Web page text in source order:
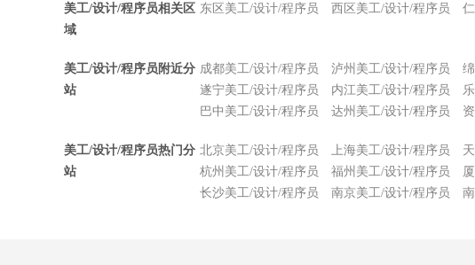
美工/设计/程序员相关区
域
东区美工/设计/程序员 西区美工/设计/程序员
美工/设计/程序员附近分
站
成都美工/设计/程序员 泸州美工/设计/程序员
遂宁美工/设计/程序员
内江美工/设计/程序员
巴中美工/设计/程序员
达州美工/设计/程序员
美工/设计/程序员热门分
站
北京美工/设计/程序员 上海美工/设计/程序员
杭州美工/设计/程序员
福州美工/设计/程序员
长沙美工/设计/程序员
南京美工/设计/程序员